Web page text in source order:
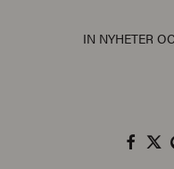
IN NYHETER